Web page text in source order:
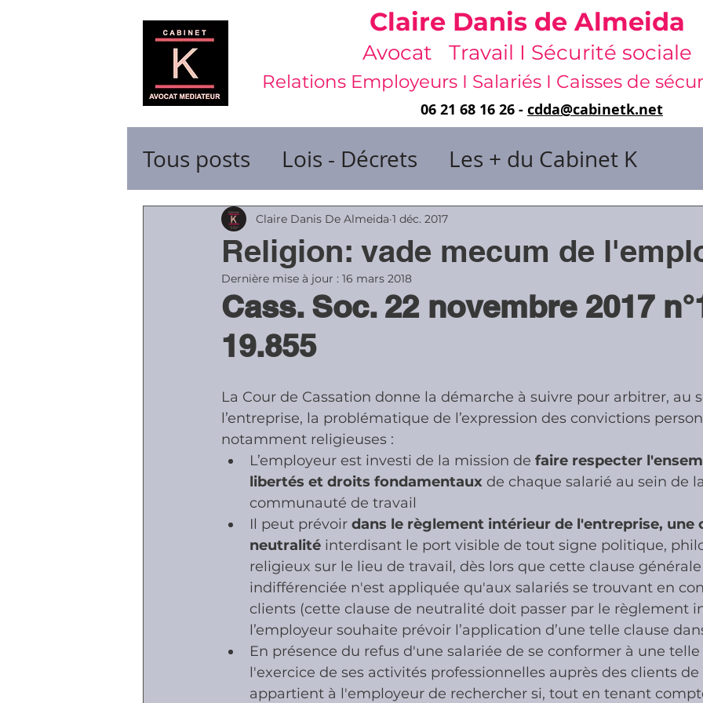
Claire Danis de Almeida
Avocat Travail I Sécurité sociale
Relations Employeurs I Salariés I Caisses de
06 21 68 16 26 - cdda@cabinetk.net
Tous posts Lois - Décrets Les + du Cabinet K
Contrats de travail & de dirigeants
Durée du travail & Gestion du temps
Ruptures de contrats
Accidents - Maladies Cotisations sociales &
Prestations sociales & Contrôles Médiation
Religion: vade mecum de
Claire Danis De Almeida 1 déc. 2017
Dernière mise à jour : 16 mars 2018
Cass. Soc. 22 novembre 2017
19.855
La Cour de Cassation donne la démarche à suivre pour arbitrer, au
l’entreprise, la problématique de l’expression des convictions
notamment religieuses :
L’employeur est investi de la mission de faire respecter
libertés et droits fondamentaux de chaque salarié au sein de la
communauté de travail
Il peut prévoir dans le règlement intérieur de l'entreprise, une
neutralité interdisant le port visible de tout signe politique,
religieux sur le lieu de travail, dès lors que cette clause
indifférenciée n'est appliquée qu'aux salariés se trouvant en
clients (cette clause de neutralité doit passer par le règlement
l’employeur souhaite prévoir l’application d’une telle clause
En présence du refus d'une salariée de se conformer à une
l'exercice de ses activités professionnelles auprès des clients
appartient à l'employeur de rechercher si, tout en tenant